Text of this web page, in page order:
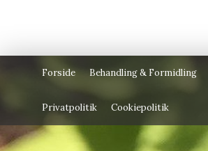
Forside Behandling & Formidling
Privatpolitik Cookiepolitik